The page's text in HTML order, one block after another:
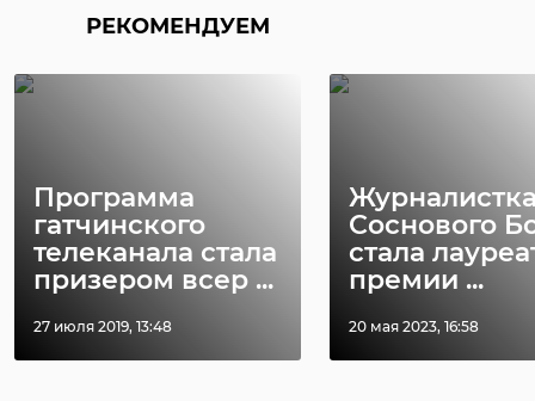
РЕКОМЕНДУЕМ
Программа
гатчинского
телеканала стала
призером всер ...
27 июля 2019, 13:48
Соснового
стала
премии ...
20 мая 2023, 16:58